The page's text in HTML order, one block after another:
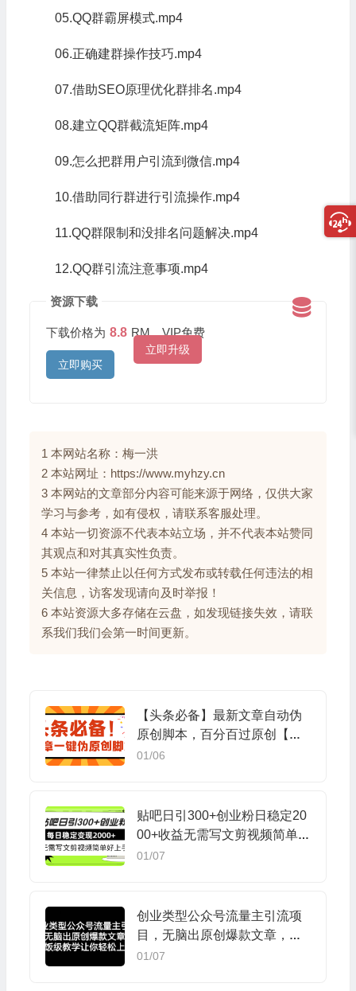
05.QQ群霸屏模式.mp4
06.正确建群操作技巧.mp4
07.借助SEO原理优化群排名.mp4
08.建立QQ群截流矩阵.mp4
09.怎么把群用户引流到微信.mp4
10.借助同行群进行引流操作.mp4
11.QQ群限制和没排名问题解决.mp4
12.QQ群引流注意事项.mp4
资源下载
下载价格为 8.8 RM，VIP免费
立即升级
立即购买
1 本网站名称：梅一洪
2 本站网址：https://www.myhzy.cn
3 本网站的文章部分内容可能来源于网络，仅供大家
学习与参考，如有侵权，请联系客服处理。
4 本站一切资源不代表本站立场，并不代表本站赞同
其观点和对其真实性负责。
5 本站一律禁止以任何方式发布或转载任何违法的相
关信息，访客发现请向及时举报！
6 本站资源大多存储在云盘，如发现链接失效，请联
系我们我们会第一时间更新。
【头条必备】最新文章自动伪
原创脚本，百分百过原创【脚
本+详细教程】
01/06
贴吧日引300+创业粉日稳定20
00+收益无需写文剪视频简单好
上手！
01/07
创业类型公众号流量主引流项
目，无脑出原创爆款文章，喂
饭级教学让你轻松上手【揭
01/07